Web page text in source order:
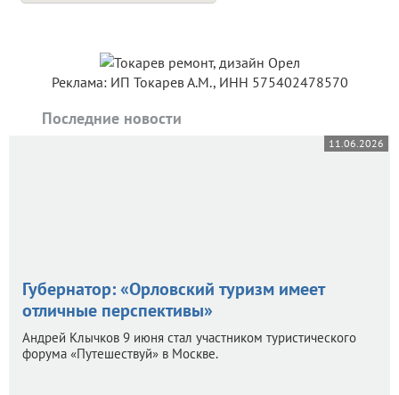
Реклама: ИП Токарев А.М., ИНН 575402478570
Последние новости
11.06.2026
Губернатор: «Орловский туризм имеет
отличные перспективы»
Андрей Клычков 9 июня стал участником туристического
форума «Путешествуй» в Москве.